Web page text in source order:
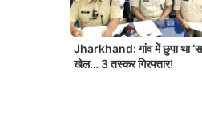
Jharkhand: गांव में छुपा था
खेल… 3 तस्कर गिरफ्तार!